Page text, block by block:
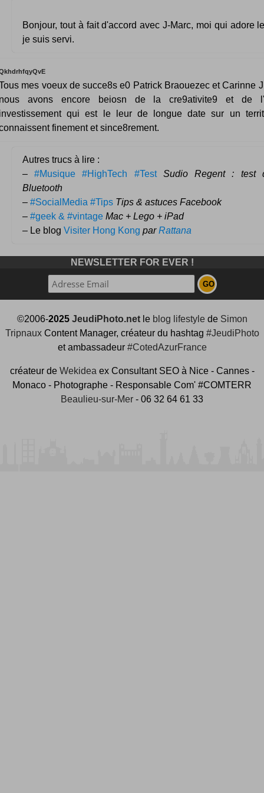
Bonjour, tout à fait d'accord avec J-Marc, moi qui adore
je suis servi.
mes voeux de succe8s e0 Patrick Braouezec et Carinne
avons encore beiosn de la cre9ativite9 et de
qui est le leur de longue date sur un
finement et since8rement.
Autres trucs à lire :
–#Musique #HighTech #Test
Sudio Regent : test
Bluetooth
– #SocialMedia #Tips Tips & astuces Facebook
– #geek & #vintage Mac + Lego + iPad
– Le blog Visiter Hong Kong parRattana
NEWSLETTER FOR EVER !
©2006-2025 JeudiPhoto.netle blog lifestylede Simon
TripnauxContent Manager, créateur du hashtag #JeudiPhoto
et ambassadeur #CotedAzurFrance
créateur de Wekidea ex Consultant SEO à Nice - Cannes -
Monaco - Photographe - Responsable Com' #COMTERR
Beaulieu-sur-Mer - 06 32 64 61 33